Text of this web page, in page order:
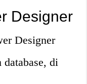
Designer
Designer
database, di